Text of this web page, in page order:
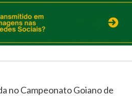
no Campeonato Goiano de